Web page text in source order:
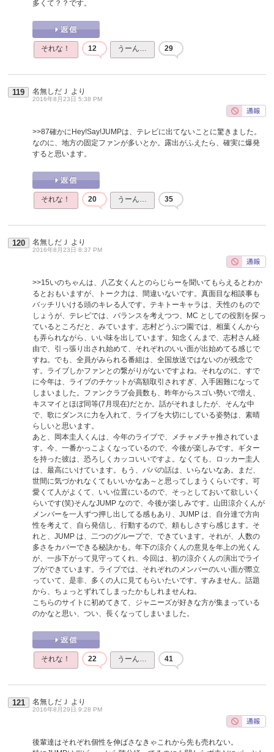
多くて？？です。
それな！ 12 うーん… 29
119 名無しだＪ より
2016年8月23日 5:38 PM
>>87確かにHey!Say!JUMPは、テレビに出てないことに驚きました。
なのに、地方の固定ファンが多いとか。露出がふえたら、確実に爆発
すると思います。
それな！ 20 うーん… 35
120 名無しだＪ より
2016年8月23日 8:37 PM
>>15いのちゃんは、八乙女くんとのらじらーを聞いてもらえるとわか
るとおもいますが、トーク力は、間違いないです。真面目な相談事も
バッチリいける頭のキレる人です。テキトーキャラは、天性のもので
しょうが、テレビでは、バランスを考えつつ、MC としての役割を探っ
ているところだと、みています。志村どうぶつ園では、相葉くんから
も弄られながら、いい味を出しています。知念くんまで、志村さん経
由で、引っ張り出され始めて、それぞれのいい面が出始めてる感じで
すね。でも、全員がみられる番組は、全国放送ではないのが残念で
す。ライブしかファンとの繋がりがないですよね。それなのに、すで
に今年は、ライブのチケットが高額取引されすぎ、入手困難になって
しまいました。ファンクラブ会員数も、昨年からスゴい勢いで増え、
キスマイとほぼ同等(7月現在)だとか。話がそれましたが、そんな中
で、歌にダンスに力を入れて、ライブを大切にしている姿勢は、素晴
らしいと思います。
あと、岡本圭人くんは、今年のライブで、メチャメチャ推されていま
す。今、一番かっこよくなっているので、今後が楽しみです。ギター
を持った彼は、恐ろしくカッコいいですよ。なくても、ロッカー圭人
は、最高にいけています。もう、パパの話は、いらないなあ。まだ、
世間に気づかれなくてもいいかなあ～と思ってしまうくらいです。可
愛くて人がよくて、いい位置にいるので、そっとしておいて欲しいく
らいです(笑)そんなJUMP なので、今後が楽しみです。山田涼介くんが
メンバーを一人ずつ押し出してる感もあり、JUMP は、自分達で方向
性を考えて、自ら発信し、行動するので、頼もしさすら感じます。そ
れと、JUMP は、二つのグループで、できています。それが、人数の
多さをカバーできる秘訣かも。年下の涼介くんの意見を年上の光くん
が、一歩下がって見守ってくれ、今回は、初の涼介くんの演出でライ
ブができています。ライブでは、それぞれのメンバーのいい面が際立
っていて、是非、多くの人に見てもらいたいです。すみません。話題
から、ちょっとずれてしまったかもしれませんね。
こちらのサイトに初めてきて、ジャニーズが好きな方が集まっている
のかなと思い、つい、長くなってしまいました。
それな！ 22 うーん… 41
121 名無しだＪ より
2016年8月29日 9:28 PM
後輩達はそれぞれ個性を伸ばさなきゃこれから先も売れない。